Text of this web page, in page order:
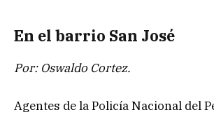
En el barrio San José
Por: Oswaldo Cortez.
Agentes de la Policía Nacional del